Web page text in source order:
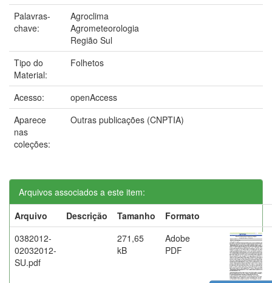
Palavras-
chave:
Agroclima
Agrometeorologia
Região Sul
Tipo do
Material:
Folhetos
Acesso:
openAccess
Aparece
nas
coleções:
Outras publicações (CNPTIA)
Arquivos associados a este item:
Arquivo
Descrição Tamanho
Formato
0382012-
02032012-
SU.pdf
271,65
kB
Adobe
PDF